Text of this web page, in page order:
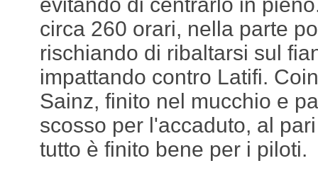
evitando di centrarlo in
circa 260 orari, nella parte
rischiando di ribaltarsi sul
impattando contro Latifi.
Sainz, finito nel mucchio e
scosso per l'accaduto, al
tutto è finito bene per i piloti.